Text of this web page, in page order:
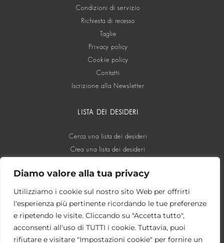
Diamo valore alla tua privacy
Utilizziamo i cookie sul nostro sito Web per offrirti
l'esperienza più pertinente ricordando le tue preferenze
e ripetendo le visite. Cliccando su "Accetta tutto",
acconsenti all'uso di TUTTI i cookie. Tuttavia, puoi
rifiutare e visitare "Impostazioni cookie" per fornire un
Condizioni di servizio
Richiesta di recesso
Taglie
Privacy policy
Cookie policy
Contatti
Iscrizione alla Newsletter
LISTA DEI DESIDERI
Cerca una lista dei desideri
Crea una lista dei desideri
SOCIAL